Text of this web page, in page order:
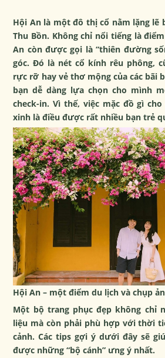
Hội An là một đô thị cổ nằm lặng lẽ
Thu Bồn. Không chỉ nổi tiếng là
An còn được gọi là “thiên đường
góc. Đó là nét cổ kính rêu phông,
rực rỡ hay vẻ thơ mộng của các bãi
bạn dễ dàng lựa chọn cho mình
check-in. Vì thế, việc mặc đồ gì
xinh là điều được rất nhiều bạn trẻ
Hội An – một điểm du lịch và chụp
Một bộ trang phục đẹp không chỉ
liệu mà còn phải phù hợp với thời
cảnh. Các tips gợi ý dưới đây sẽ
được những “bộ cánh” ưng ý nhất.